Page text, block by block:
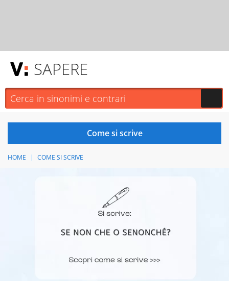
SAPERE
HOME COME SI SCRIVE